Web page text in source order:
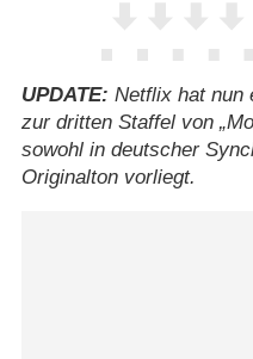
UPDATE: Netflix hat nun
zur dritten Staffel von
sowohl in deutscher
Originalton vorliegt.